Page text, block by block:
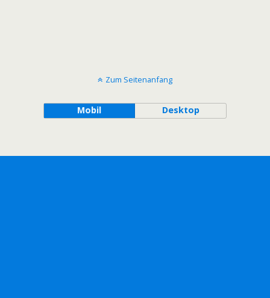
Zum Seitenanfang
Mobil Desktop